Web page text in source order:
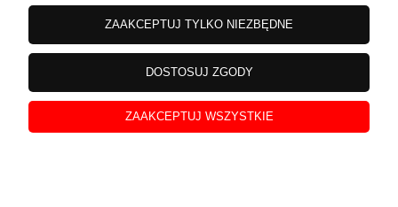
PŁATNOŚCI I DOSTAWA
INFORMACJE
O NAS
ZAAKCEPTUJ TYLKO NIEZBĘDNE
DOSTOSUJ ZGODY
ZAAKCEPTUJ WSZYSTKIE